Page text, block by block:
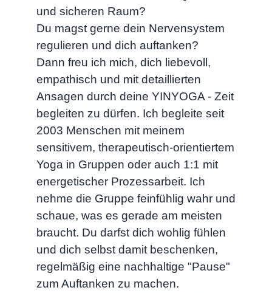
und sicheren Raum?
Du magst gerne dein Nervensystem
regulieren und dich auftanken?
Dann freu ich mich, dich liebevoll,
empathisch und mit detaillierten
Ansagen durch deine YINYOGA - Zeit
begleiten zu dürfen. Ich begleite seit
2003 Menschen mit meinem
sensitivem, therapeutisch-orientiertem
Yoga in Gruppen oder auch 1:1 mit
energetischer Prozessarbeit. Ich
nehme die Gruppe feinfühlig wahr und
schaue, was es gerade am meisten
braucht. Du darfst dich wohlig fühlen
und dich selbst damit beschenken,
regelmäßig eine nachhaltige "Pause"
zum Auftanken zu machen.